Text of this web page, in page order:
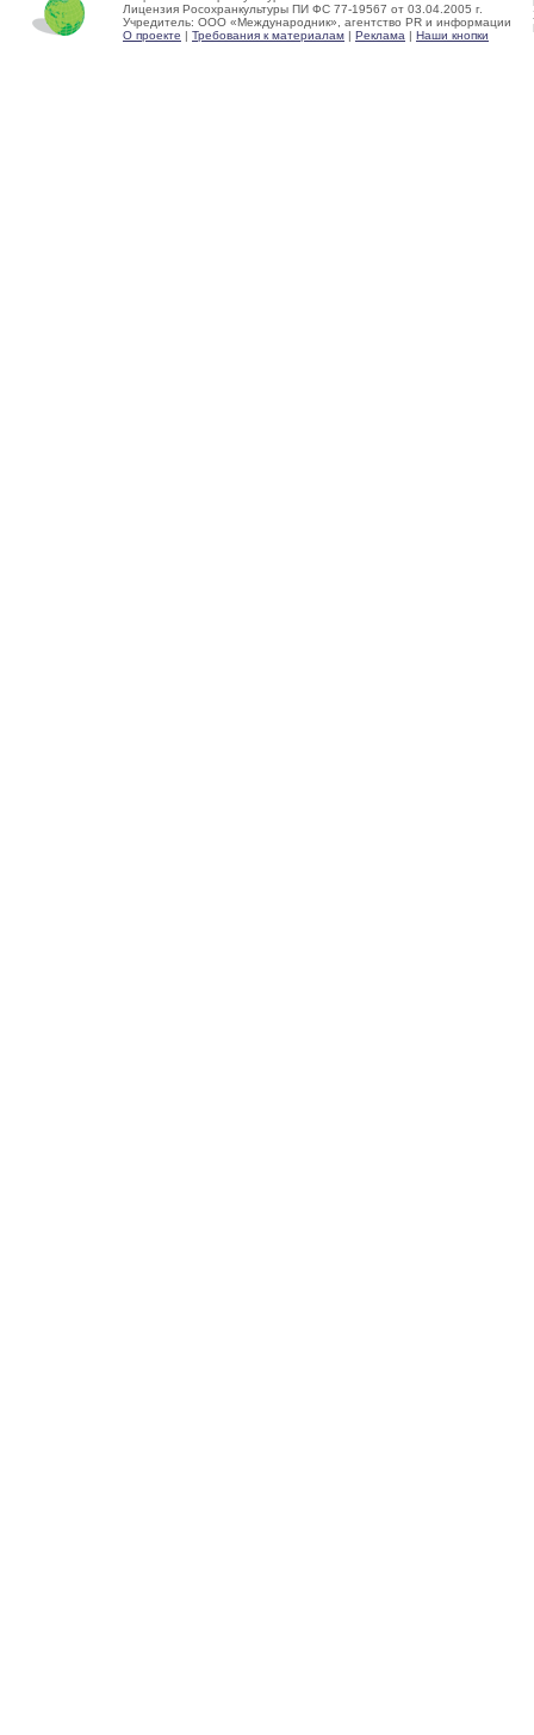
Лицензия Росохранкультуры ПИ ФС 77-19567 от 03.04.2005 г.
Учредитель: ООО «Международник», агентство PR и информации
О проекте | Требования к материалам | Реклама | Наши кнопки